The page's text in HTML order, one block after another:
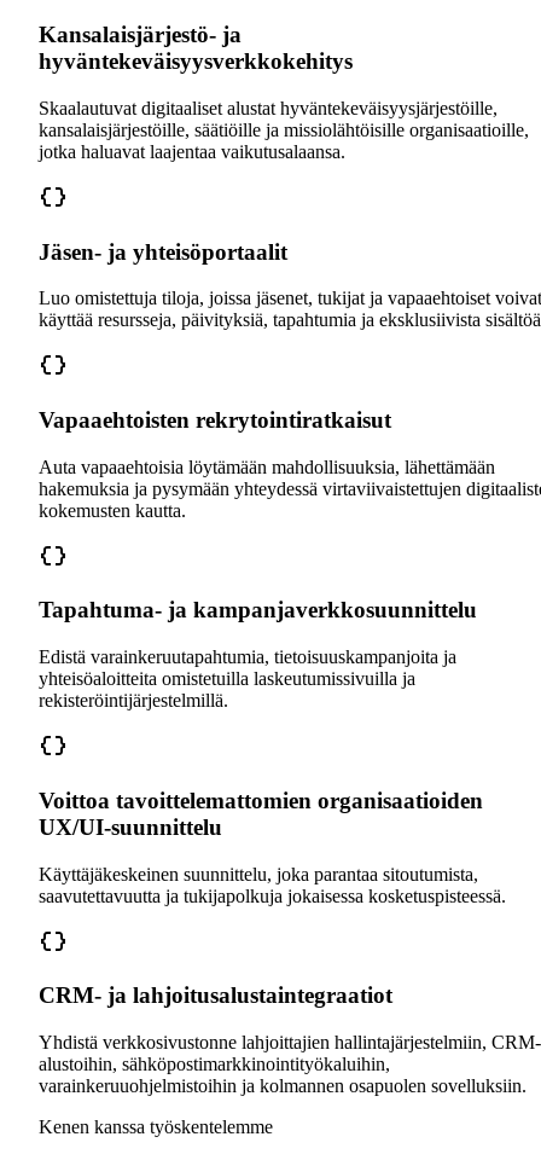
Kansalaisjärjestö- ja
hyväntekeväisyysverkkokehitys
Skaalautuvat digitaaliset alustat hyväntekeväisyysjärjestöille,
kansalaisjärjestöille, säätiöille ja missiolähtöisille organisaatioille,
jotka haluavat laajentaa vaikutusalaansa.
Jäsen- ja yhteisöportaalit
Luo omistettuja tiloja, joissa jäsenet, tukijat ja vapaaehtoiset voivat
käyttää resursseja, päivityksiä, tapahtumia ja eksklusiivista
Vapaaehtoisten rekrytointiratkaisut
Auta vapaaehtoisia löytämään mahdollisuuksia, lähettämään
hakemuksia ja pysymään yhteydessä virtaviivaistettujen
kokemusten kautta.
Tapahtuma- ja kampanjaverkkosuunnittelu
Edistä varainkeruutapahtumia, tietoisuuskampanjoita ja
yhteisöaloitteita omistetuilla laskeutumissivuilla ja
rekisteröintijärjestelmillä.
Voittoa tavoittelemattomien organisaatioiden
UX/UI-suunnittelu
Käyttäjäkeskeinen suunnittelu, joka parantaa sitoutumista,
saavutettavuutta ja tukijapolkuja jokaisessa kosketuspisteessä.
CRM- ja lahjoitusalustaintegraatiot
Yhdistä verkkosivustonne lahjoittajien hallintajärjestelmiin, CRM-
alustoihin, sähköpostimarkkinointityökaluihin,
varainkeruuohjelmistoihin ja kolmannen osapuolen sovelluksiin.
Kenen kanssa työskentelemme